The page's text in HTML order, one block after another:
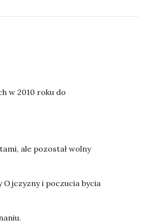
w 2010 roku do
ale pozostał wolny
i poczucia bycia